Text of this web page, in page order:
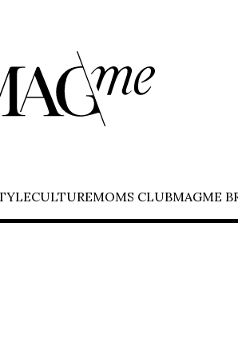
CULTUREMOMS CLUBMAGME